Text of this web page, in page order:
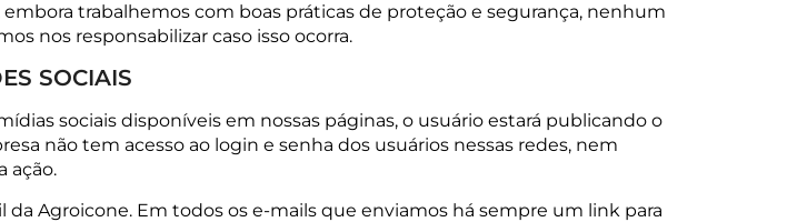
trabalhemos com boas práticas de proteção e segurança, nenhum
nos responsabilizar caso isso ocorra.
SOCIAIS
sociais disponíveis em nossas páginas, o usuário estará publicando o
não tem acesso ao login e senha dos usuários nessas redes, nem
ação.
Agroicone. Em todos os e-mails que enviamos há sempre um link para